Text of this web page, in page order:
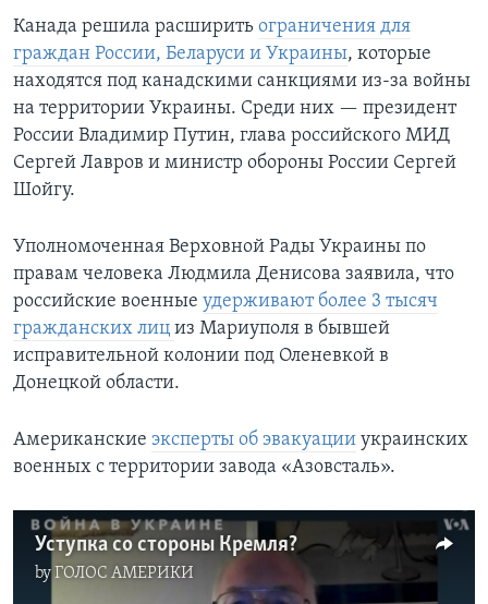
Канада решила расширить ограничения для
граждан России, Беларуси и Украины, которые
находятся под канадскими санкциями из-за войны
на территории Украины. Среди них — президент
России Владимир Путин, глава российского МИД
Сергей Лавров и министр обороны России Сергей
Шойгу.
Уполномоченная Верховной Рады Украины по
правам человека Людмила Денисова заявила, что
российские военные удерживают более 3 тысяч
гражданских лиц из Мариуполя в бывшей
исправительной колонии под Оленевкой в
Донецкой области.
Американские эксперты об эвакуации украинских
военных с территории завода «Азовсталь».
Уступка со стороны Кремля?
byГОЛОС АМЕРИКИ